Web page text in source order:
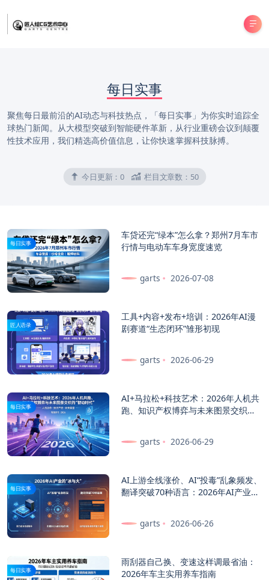
每日实事
聚焦每日最前沿的AI动态与科技热点，「每日实事」为你实时追踪全
球热门新闻。从大模型突破到智能硬件革新，从行业重磅会议到颠覆
性技术应用，我们精选高价值信息，让你快速掌握科技脉搏。
今日更新： 0 栏目文章数： 50
每日实事
车贷还完“绿本”怎么拿？郑州7月车市
行情与电动车车身宽度速览
garts 2026-07-08
匠人语录
工具+内容+发布+培训：2026年AI漫
剧赛道“生态闭环”雏形初现
garts 2026-06-29
每日实事
AI+马拉松+科技艺术：2026年人机共
跑、知识产权博弈与未来图景交织的
garts
2026-06-29
每日实事
AI上游全线涨价、AI“投毒”乱象频发、
翻译突破70种语言：2026年AI产业的
garts
2026-06-26
每日实事
雨刮器自己换、变速这样调最省油：
2026年车主实用养车指南